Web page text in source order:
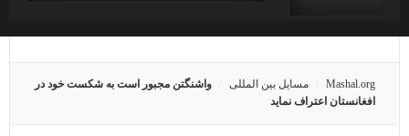
Mashal.org مسایل بین المللی
واشنگتن مجبور است به شکست خود در
افغانستان اعتراف نماید